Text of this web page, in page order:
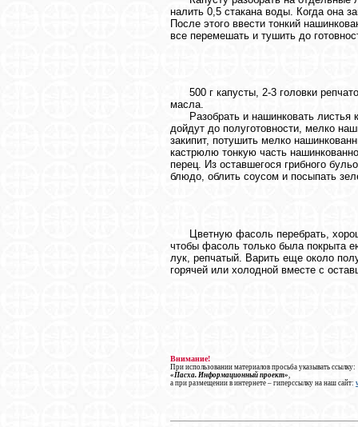
налить 0,5 стакана воды. Когда она
После этого ввести тонкий
все перемешать и тушить до
500 г капусты, 2-3 головки
масла.
Разобрать и нашинковать листья
дойдут до полуготовности, мелко
закипит, потушить мелко
кастрюлю тонкую часть
перец. Из оставшегося грибного
блюдо, облить соусом и посыпать
Цветную фасоль перебрать,
чтобы фасоль только была покрыта
лук, репчатый. Варить еще около
горячей или холодной вместе с
Внимание!
При использовании материалов просьба указывать ссылку:
«Пасха. Информационный проект»,
а при размещении в интернете – гиперссылку на наш сайт: